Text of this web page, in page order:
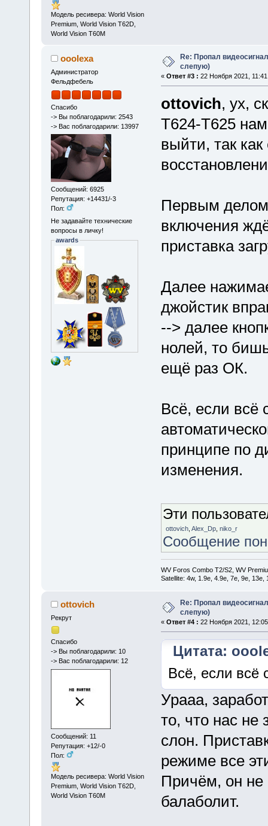
Модель ресивера: World Vision
Premium, World Vision T62D,
World Vision T60M
ooolexa
Администратор
Фельдфебель
Спасибо
-> Вы поблагодарили: 2543
-> Вас поблагодарили: 13997
Сообщений: 6925
Репутация: +14431/-3
Пол:
Не задавайте технические
вопросы в личку!
awards
Re: Пропал
слепую)
« Ответ #3 : 22 Ноября 2021,
ottovich, ух,
Т624-Т625
выйти, так
Первым
включения
приставка
Далее
джойстик
--> далее
нолей, то
ещё раз ОК.
Всё, если всё
принципе по
изменения.
Эти
ottovich ,Alex_Dp ,niko_r
Сообщение
WV Foros Combo T2/S2, WV
Satellite: 4w, 1.9е, 4.9e, 7e, 9e,
ottovich
Рекрут
Спасибо
-> Вы поблагодарили: 10
-> Вас поблагодарили: 12
Сообщений: 11
Репутация: +12/-0
Пол:
Модель ресивера: World Vision
Premium, World Vision T62D,
World Vision T60M
Re: Пропал
слепую)
« Ответ #4 : 22 Ноября 2021,
Цитата:
Всё, если всё
Урааа,
то, что нас не
слон.
режиме все
Причём, он не
балаболит.